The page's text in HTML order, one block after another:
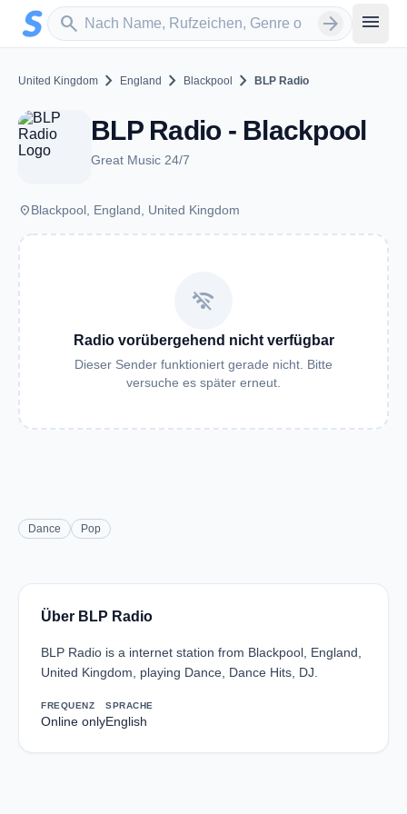
Zum Hauptinhalt springen
search
Sender suchen arrow_forward menu
United Kingdom chevron_right England chevron_right Blackpool chevron_right BLP Radio
BLP Radio - Blackpool
Great Music 24/7
placeBlackpool, England, United Kingdom
wifi_off
Radio vorübergehend nicht verfügbar
Dieser Sender funktioniert gerade nicht. Bitte
versuche es später erneut.
Dance Pop
Über BLP Radio
BLP Radio is a internet station from Blackpool, England,
United Kingdom, playing Dance, Dance Hits, DJ.
FREQUENZ
Online only
SPRACHE
English